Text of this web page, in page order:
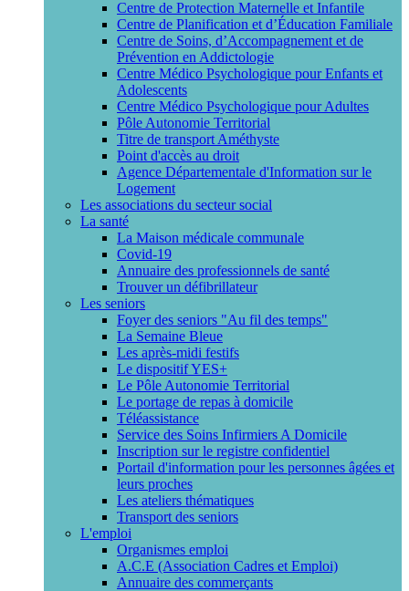
Centre de Protection Maternelle et Infantile
Centre de Planification et d’Éducation Familiale
Centre de Soins, d’Accompagnement et de
Prévention en Addictologie
Centre Médico Psychologique pour Enfants et
Adolescents
Centre Médico Psychologique pour Adultes
Pôle Autonomie Territorial
Titre de transport Améthyste
Point d'accès au droit
Agence Départementale d'Information sur le
Logement
Les associations du secteur social
La santé
La Maison médicale communale
Covid-19
Annuaire des professionnels de santé
Trouver un défibrillateur
Les seniors
Foyer des seniors "Au fil des temps"
La Semaine Bleue
Les après-midi festifs
Le dispositif YES+
Le Pôle Autonomie Territorial
Le portage de repas à domicile
Téléassistance
Service des Soins Infirmiers A Domicile
Inscription sur le registre confidentiel
Portail d'information pour les personnes âgées et
leurs proches
Les ateliers thématiques
Transport des seniors
L'emploi
Organismes emploi
A.C.E (Association Cadres et Emploi)
Annuaire des commerçants